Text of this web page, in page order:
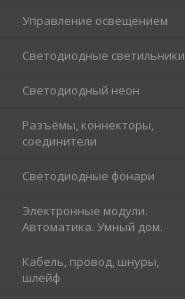
Управление освещением
Светодиодные светильники
Светодиодный неон
Разъёмы, коннекторы,
соединители
Светодиодные фонари
Электронные модули.
Автоматика. Умный дом.
Кабель, провод, шнуры,
шлейф